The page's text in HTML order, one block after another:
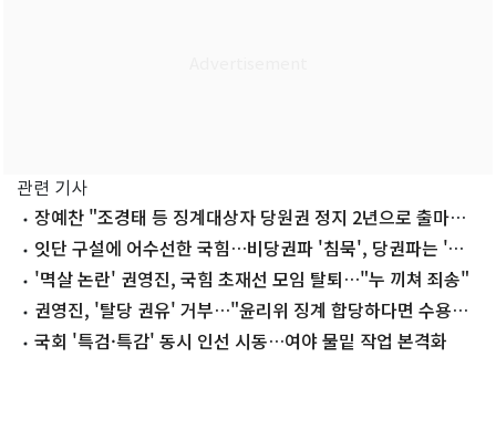
관련 기사
장예찬 "조경태 등 징계대상자 당원권 정지 2년으로 출마길
막아야"
잇단 구설에 어수선한 국힘…비당권파 '침묵', 당권파는 '징
계 으름장'
'멱살 논란' 권영진, 국힘 초재선 모임 탈퇴…"누 끼쳐 죄송"
권영진, '탈당 권유' 거부…"윤리위 징계 합당하다면 수용할
생각"
국회 '특검·특감' 동시 인선 시동…여야 물밑 작업 본격화